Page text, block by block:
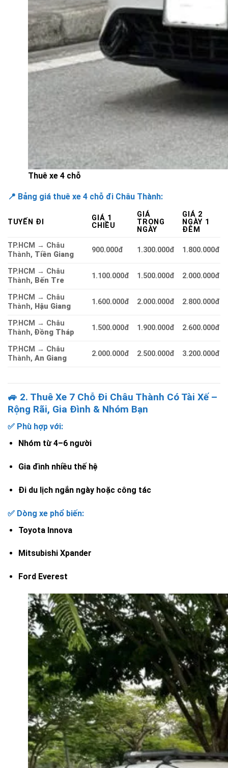
Thuê xe 4 chỗ
📍 Bảng giá thuê xe 4 chỗ đi Châu Thành:
TUYẾN ĐI
GIÁ 1
CHIỀU
GIÁ
TRONG
NGÀY
GIÁ 2
NGÀY 1
ĐÊM
TP.HCM → Châu
Thành, Tiền Giang
900.000đ 1.300.000đ 1.800.000đ
TP.HCM → Châu
Thành, Bến Tre
1.100.000đ 1.500.000đ 2.000.000đ
TP.HCM → Châu
Thành, Hậu Giang
1.600.000đ 2.000.000đ 2.800.000đ
TP.HCM → Châu
Thành, Đồng Tháp
1.500.000đ 1.900.000đ 2.600.000đ
TP.HCM → Châu
Thành, An Giang
2.000.000đ 2.500.000đ 3.200.000đ
🚙 2. Thuê Xe 7 Chỗ Đi Châu Thành Có Tài Xế –
Rộng Rãi, Gia Đình & Nhóm Bạn
✅ Phù hợp với:
Nhóm từ 4–6 người
Gia đình nhiều thế hệ
Đi du lịch ngắn ngày hoặc công tác
✅ Dòng xe phổ biến:
Toyota Innova
Mitsubishi Xpander
Ford Everest